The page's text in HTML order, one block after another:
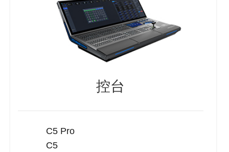
控台
C5 Pro
C5